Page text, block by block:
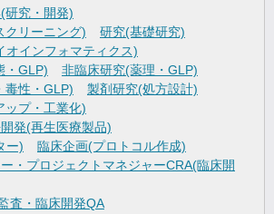
研究・開発)
クリーニング)
研究(基礎研究)
オインフォマティクス)
・GLP)
非臨床研究(薬理・GLP)
毒性・GLP)
製剤研究(処方設計)
ップ・工業化)
発(再生医療製品)
ー)
臨床企画(プロトコル作成)
・プロジェクトマネジャーCRA(臨床開
査・臨床開発QA